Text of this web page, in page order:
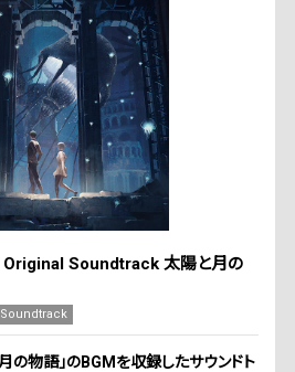
Soundtrack 太陽と月の
の物語」のBGMを収録したサウンドト